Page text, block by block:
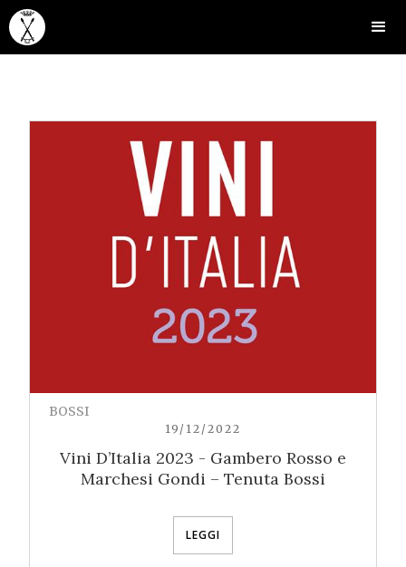
BOSSI
19/12/2022
Vini D’Italia 2023 - Gambero Rosso e
Marchesi Gondi – Tenuta Bossi
LEGGI